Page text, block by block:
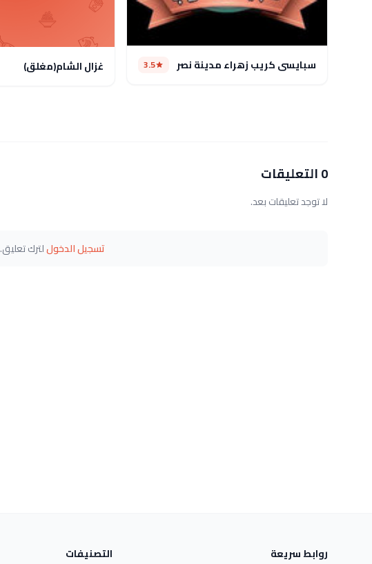
سبايسى كريب زهراء مدينة نصر 3.5 غزال الشام(مغلق)
0 التعليقات
لا توجد تعليقات بعد.
تسجيل الدخوللترك تعليق.
روابط سريعة التصنيفات